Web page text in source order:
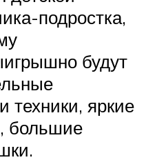
подростка,
будут
техники, яркие
большие